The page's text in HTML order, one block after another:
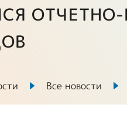
органы
Мы
Ключевые
ВОИ
Все новости